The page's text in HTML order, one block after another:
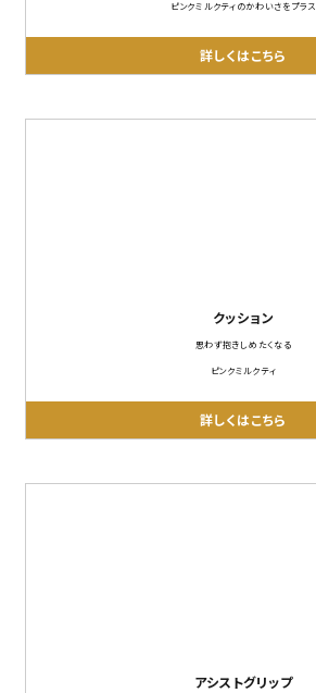
ピンクミルクティのかわいさをプラス
詳しくはこちら
クッション
思わず抱きしめたくなる
ピンクミルクティ
詳しくはこちら
アシストグリップ